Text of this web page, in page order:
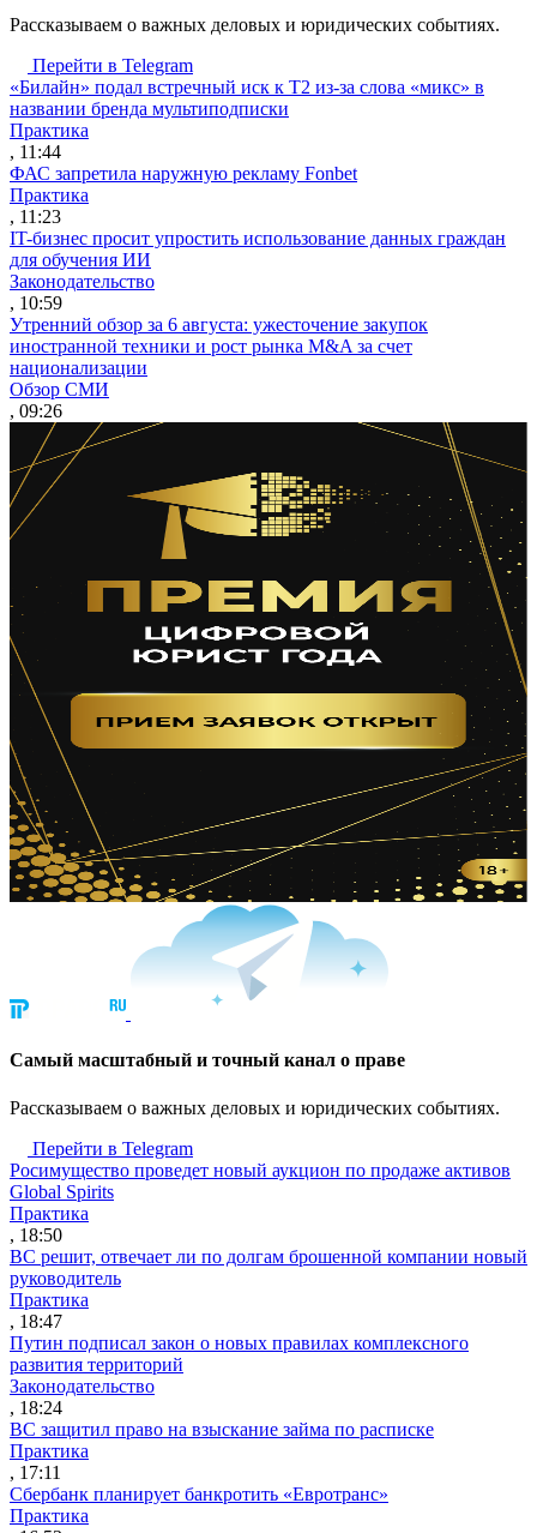
Рассказываем о важных деловых и юридических событиях.
Перейти в Telegram
«Билайн» подал встречный иск к Т2 из-за слова «микс» в
названии бренда мультиподписки
Практика
, 11:44
ФАС запретила наружную рекламу Fonbet
Практика
, 11:23
IT-бизнес просит упростить использование данных граждан
для обучения ИИ
Законодательство
, 10:59
Утренний обзор за 6 августа: ужесточение закупок
иностранной техники и рост рынка M&A за счет
национализации
Обзор СМИ
, 09:26
Cамый масштабный и точный канал о праве
Рассказываем о важных деловых и юридических событиях.
Перейти в Telegram
Росимущество проведет новый аукцион по продаже активов
Global Spirits
Практика
, 18:50
ВС решит, отвечает ли по долгам брошенной компании новый
руководитель
Практика
, 18:47
Путин подписал закон о новых правилах комплексного
развития территорий
Законодательство
, 18:24
ВС защитил право на взыскание займа по расписке
Практика
, 17:11
Сбербанк планирует банкротить «Евротранс»
Практика